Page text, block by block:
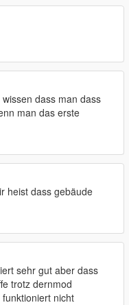
dass man dass
man das erste
heist dass gebäude
sehr gut aber dass
trotz dernmod
nicht